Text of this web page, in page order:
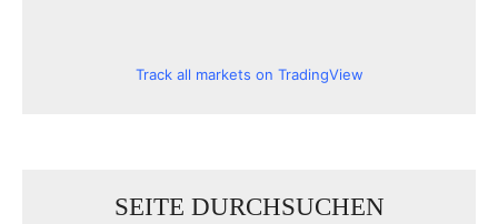
Track all markets on TradingView
SEITE DURCHSUCHEN